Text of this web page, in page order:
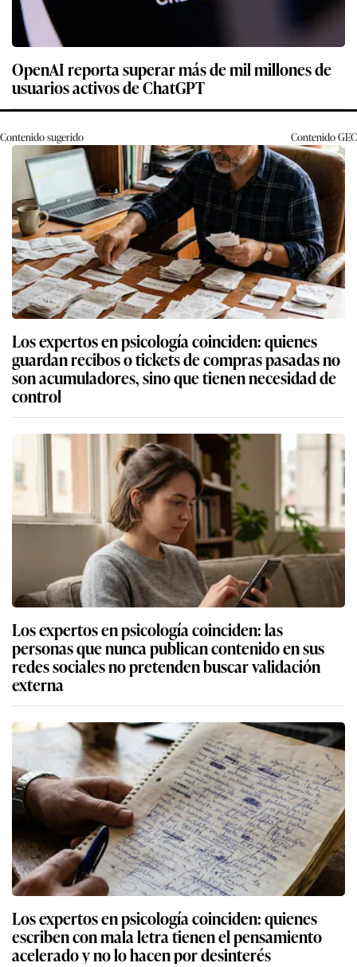
OpenAI reporta superar más de mil millones de
usuarios activos de ChatGPT
Contenido sugerido ContenidoGEC
Los expertos en psicología coinciden: quienes
guardan recibos o tickets de compras pasadas no
son acumuladores, sino que tienen necesidad de
control
Los expertos en psicología coinciden: las
personas que nunca publican contenido en sus
redes sociales no pretenden buscar validación
externa
Los expertos en psicología coinciden: quienes
escriben con mala letra tienen el pensamiento
acelerado y no lo hacen por desinterés